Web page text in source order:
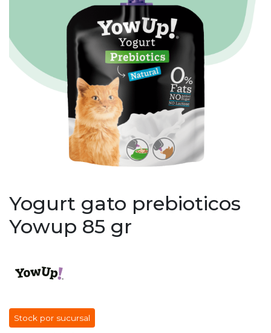
Yogurt gato prebioticos
Yowup 85 gr
Stock por sucursal